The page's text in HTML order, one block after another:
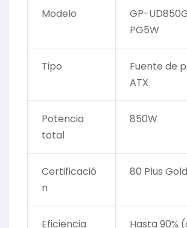
Modelo
GP-
PG5W
Tipo
Fuente de
ATX
Potencia
total
850W
Certificació
n
80 Plus Gold
Eficiencia
Hasta 90%